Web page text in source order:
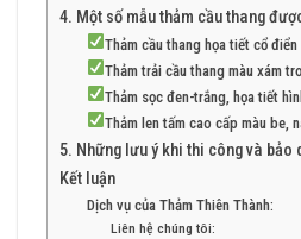
4. Một số mẫu thảm cầu thang
Thảm cầu thang họa tiết cổ
Thảm trải cầu thang màu xám
Thảm sọc đen-trắng, họa tiết
Thảm len tấm cao cấp màu be,
5. Những lưu ý khi thi công và bảo
Kết luận
Dịch vụ của Thảm Thiên Thành:
Liên hệ chúng tôi: